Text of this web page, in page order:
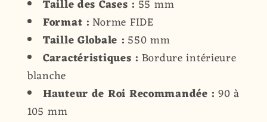
Taille des Cases : 55 mm
Format :Norme FIDE
Taille Globale : 550 mm
Caractéristiques : Bordure intérieure
blanche
Hauteur de Roi Recommandée : 90 à
105 mm